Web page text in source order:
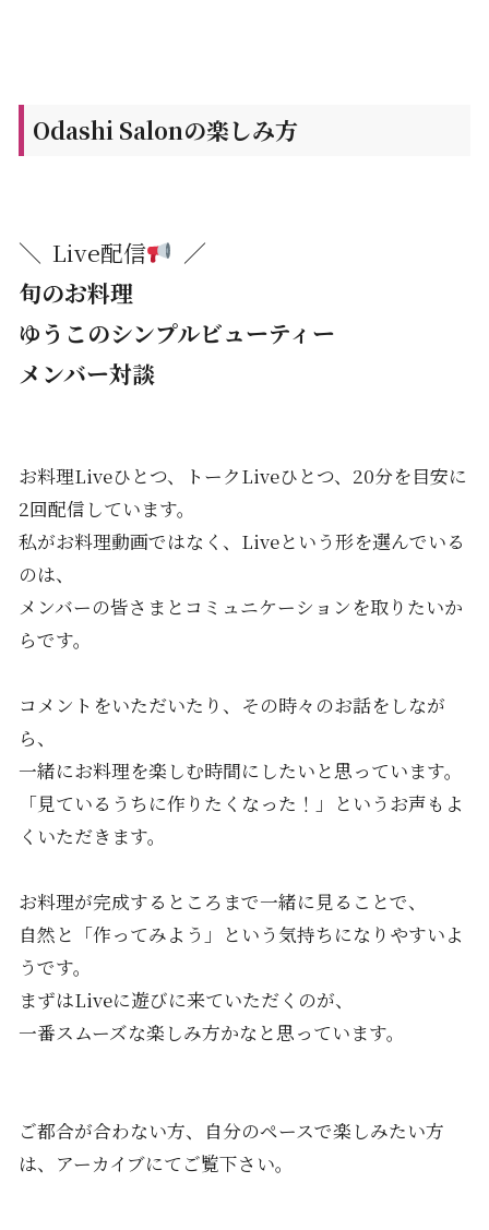
Odashi Salonの楽しみ方
＼ Live配信
／
旬のお料理
ゆうこのシンプルビューティー
メンバー対談
お料理Liveひとつ、トークLiveひとつ、20分を目安に
2回配信しています。
私がお料理動画ではなく、Liveという形を選んでいる
のは、
メンバーの皆さまとコミュニケーションを取りたいか
らです。
コメントをいただいたり、その時々のお話をしなが
ら、
一緒にお料理を楽しむ時間にしたいと思っています。
「見ているうちに作りたくなった！」というお声もよ
くいただきます。
お料理が完成するところまで一緒に見ることで、
自然と「作ってみよう」という気持ちになりやすいよ
うです。
まずはLiveに遊びに来ていただくのが、
一番スムーズな楽しみ方かなと思っています。
ご都合が合わない方、自分のペースで楽しみたい方
は、アーカイブにてご覧下さい。